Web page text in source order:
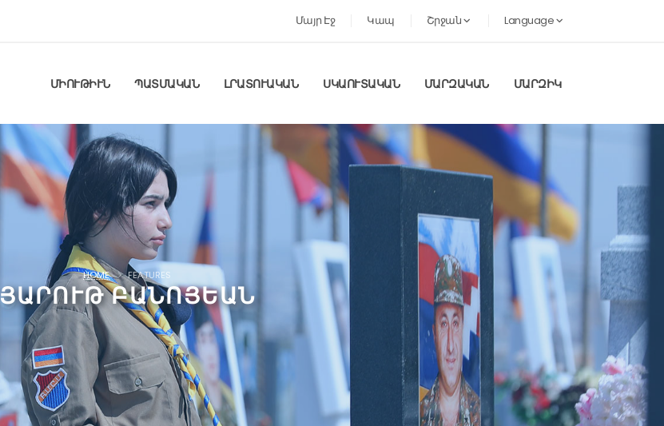
Մայր Էջ Կապ Շրջան Language
ՄԻՈՒԹԻՒՆ ՊԱՏՄԱԿԱՆ ԼՐԱՏՈՒԱԿԱՆ ՍԿԱՈՒՏԱԿԱՆ ՄԱՐԶԱԿԱՆ ՄԱՐԶԻԿ
ՅԱՐՈՒԹ ԲԱՆՈՅԵԱՆ
HOME FEATURES